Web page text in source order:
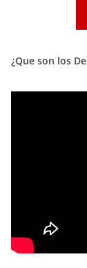
¿Que son los